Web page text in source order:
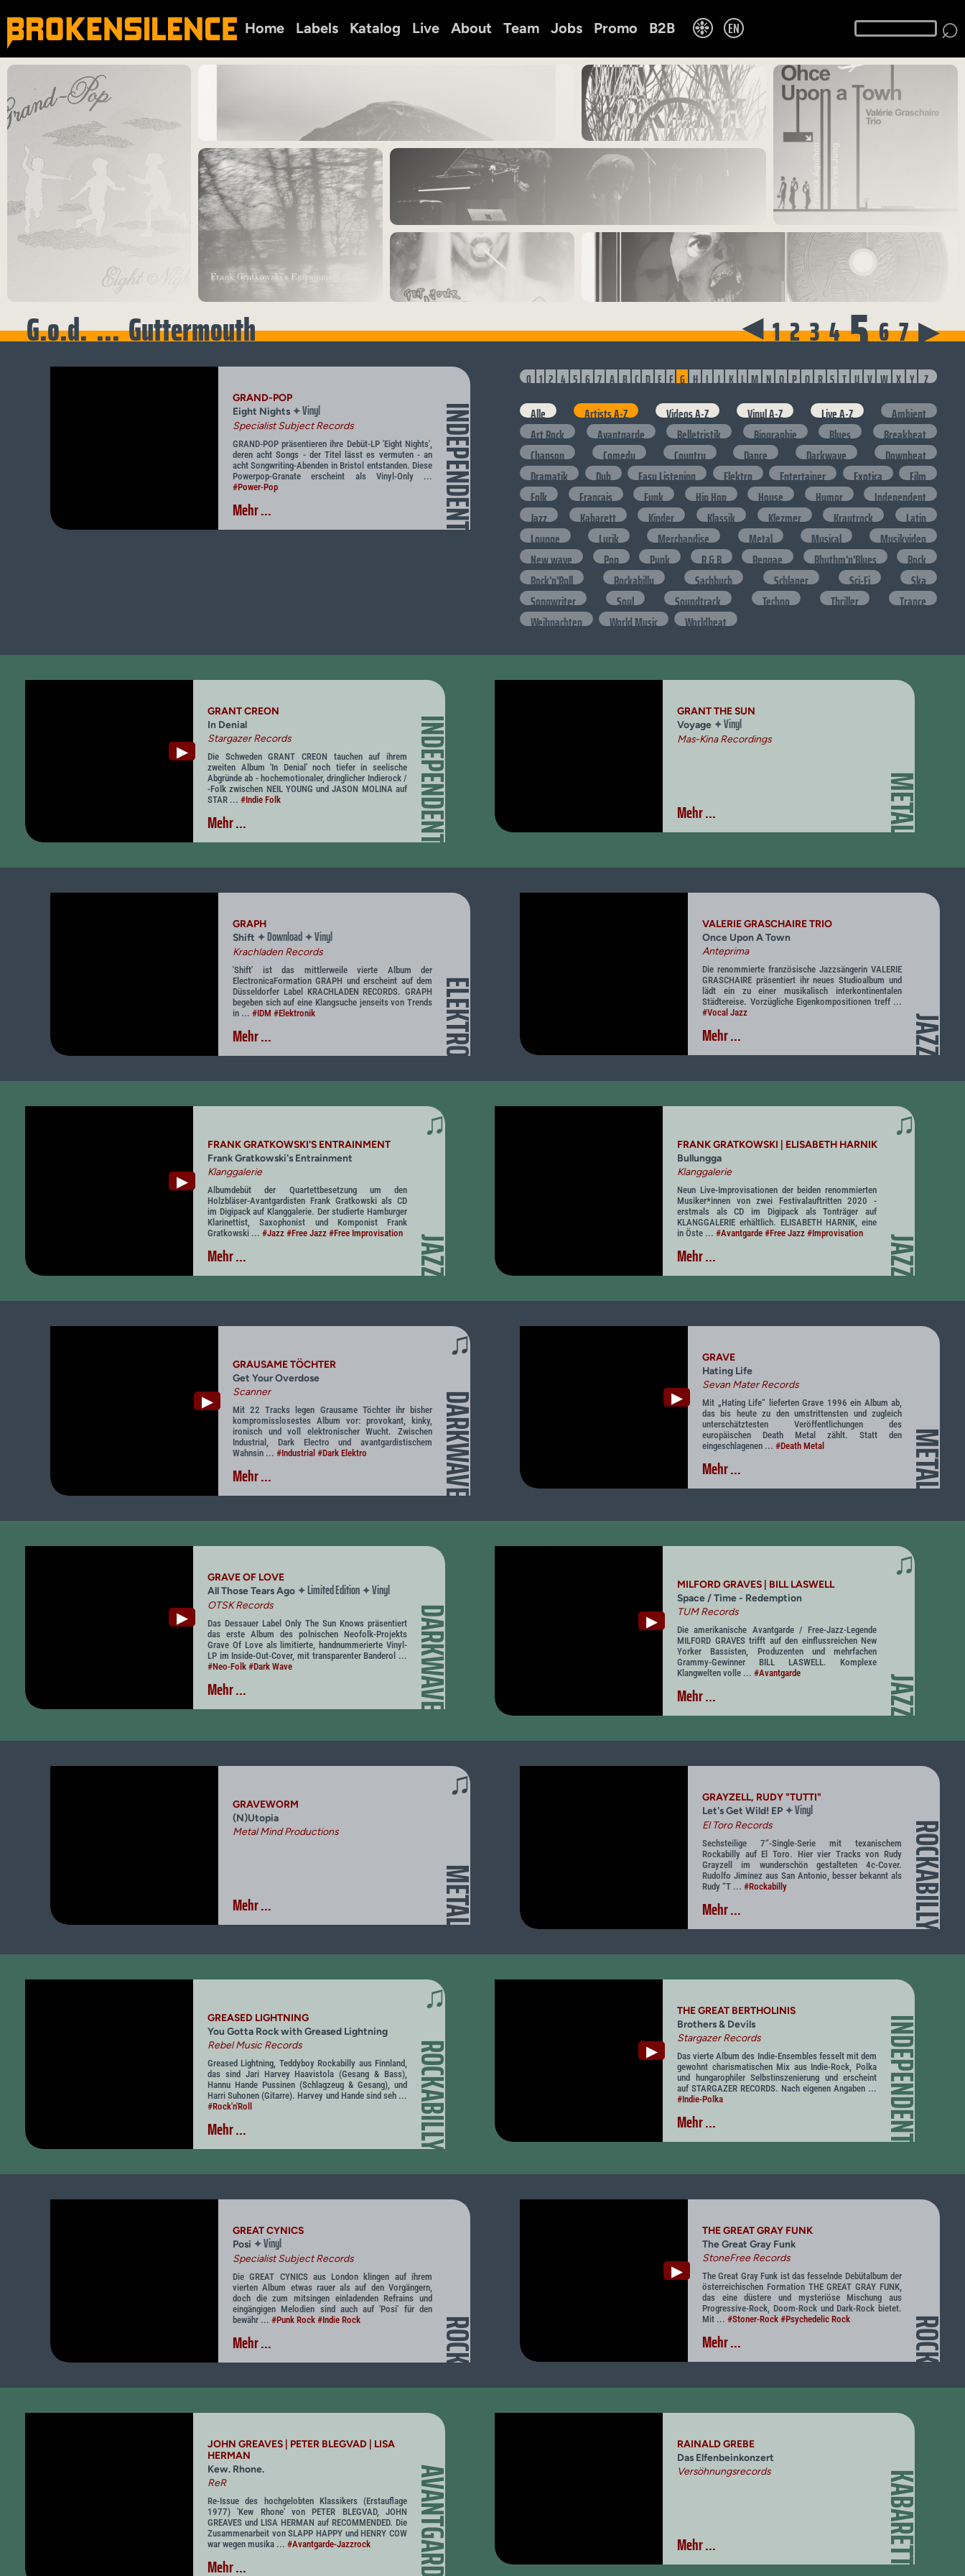
Home Labels Katalog Live About Team Jobs Promo B2B ❉ EN ⌕
G.o.d. ... Guttermouth ▶ 1 2 3 4 5 6 7 ▶
INDEPENDENT
GRAND-POP
Eight Nights ✦Vinyl
Specialist Subject Records
GRAND-POP präsentieren ihre Debüt-LP 'Eight Nights',
deren acht Songs - der Titel lässt es vermuten - an
acht Songwriting-Abenden in Bristol entstanden. Diese
Powerpop-Granate erscheint als Vinyl-Only ...
#Power-Pop
Mehr ...
0 1 2 4 5 6 7 A B C D E F G H I J K L M N O P Q R S T U V W X Y Z
Alle Artists A-Z Videos A-Z Vinyl A-Z Live A-Z
Ambient
Art Rock
Avantgarde Belletristik Biographie Blues
Breakbeat
Chanson
Comedy Country Dance Darkwave
Downbeat
Dramatik
Dub Easy Listening Elektro Entertainer Exotica
Film
Folk
Francais Funk Hip Hop House Humor
Independent
Jazz
Kabarett Kinder Klassik Klezmer Krautrock
Latin
Lounge
Lyrik Merchandise Metal Musical
Musikvideo
New wave
Pop Punk R & B Reggae Rhythm'n'Blues
Rock
Rock'n'Roll
Rockabilly Sachbuch Schlager Sci-Fi
Ska
Songwriter
Soul Soundtrack Techno Thriller
Trance
Weihnachten
World Music Worldbeat
▶ INDEPENDENT
GRANT CREON
In Denial
Stargazer Records
Die Schweden GRANT CREON tauchen auf ihrem
zweiten Album 'In Denial' noch tiefer in seelische
Abgründe ab - hochemotionaler, dringlicher Indierock /
-Folk zwischen NEIL YOUNG und JASON MOLINA auf
STAR ... #Indie Folk
Mehr ... METAL
GRANT THE SUN
Voyage ✦Vinyl
Mas-Kina Recordings
Mehr ...
ELEKTRO
GRAPH
Shift ✦Download✦Vinyl
Krachladen Records
'Shift' ist das mittlerweile vierte Album der
ElectronicaFormation GRAPH und erscheint auf dem
Düsseldorfer Label KRACHLADEN RECORDS. GRAPH
begeben sich auf eine Klangsuche jenseits von Trends
in ... #IDM #Elektronik
Mehr ... JAZZ
VALERIE GRASCHAIRE TRIO
Once Upon A Town
Anteprima
Die renommierte französische Jazzsängerin VALERIE
GRASCHAIRE präsentiert ihr neues Studioalbum und
lädt ein zu einer musikalisch interkontinentalen
Städtereise. Vorzügliche Eigenkompositionen treff ...
#Vocal Jazz
Mehr ...
▶
♫
JAZZ
FRANK GRATKOWSKI'S ENTRAINMENT
Frank Gratkowski's Entrainment
Klanggalerie
Albumdebüt der Quartettbesetzung um den
Holzbläser-Avantgardisten Frank Gratkowski als CD
im Digipack auf Klanggalerie. Der studierte Hamburger
Klarinettist, Saxophonist und Komponist Frank
Gratkowski ... #Jazz #Free Jazz #Free Improvisation
Mehr ...
♫
JAZZ
FRANK GRATKOWSKI | ELISABETH HARNIK
Bullungga
Klanggalerie
Neun Live-Improvisationen der beiden renommierten
Musiker*innen von zwei Festivalauftritten 2020 -
erstmals als CD im Digipack als Tonträger auf
KLANGGALERIE erhältlich. ELISABETH HARNIK, eine
in Öste ... #Avantgarde #Free Jazz #Improvisation
Mehr ...
▶
♫
DARKWAVE
GRAUSAME TÖCHTER
Get Your Overdose
Scanner
Mit 22 Tracks legen Grausame Töchter ihr bisher
kompromisslosestes Album vor: provokant, kinky,
ironisch und voll elektronischer Wucht. Zwischen
Industrial, Dark Electro und avantgardistischem
Wahnsin ... #Industrial #Dark Elektro
Mehr ...
▶
METAL
GRAVE
Hating Life
Sevan Mater Records
Mit „Hating Life“ lieferten Grave 1996 ein Album ab,
das bis heute zu den umstrittensten und zugleich
unterschätztesten Veröffentlichungen des
europäischen Death Metal zählt. Statt den
eingeschlagenen ... #Death Metal
Mehr ...
▶ DARKWAVE
GRAVE OF LOVE
All Those Tears Ago ✦Limited Edition✦Vinyl
OTSK Records
Das Dessauer Label Only The Sun Knows präsentiert
das erste Album des polnischen Neofolk-Projekts
Grave Of Love als limitierte, handnummerierte Vinyl-
LP im Inside-Out-Cover, mit transparenter Banderol ...
#Neo-Folk #Dark Wave
Mehr ...
▶
♫
JAZZ
MILFORD GRAVES | BILL LASWELL
Space / Time - Redemption
TUM Records
Die amerikanische Avantgarde / Free-Jazz-Legende
MILFORD GRAVES trifft auf den einflussreichen New
Yorker Bassisten, Produzenten und mehrfachen
Grammy-Gewinner BILL LASWELL. Komplexe
Klangwelten volle ... #Avantgarde
Mehr ...
♫
METAL
GRAVEWORM
(N)Utopia
Metal Mind Productions
Mehr ... ROCKABILLY
GRAYZELL, RUDY "TUTTI"
Let's Get Wild! EP ✦Vinyl
El Toro Records
Sechsteilige 7“-Single-Serie mit texanischem
Rockabilly auf El Toro. Hier vier Tracks von Rudy
Grayzell im wunderschön gestalteten 4c-Cover.
Rudolfo Jiminez aus San Antonio, besser bekannt als
Rudy “T ... #Rockabilly
Mehr ...
♫
ROCKABILLY
GREASED LIGHTNING
You Gotta Rock with Greased Lightning
Rebel Music Records
Greased Lightning, Teddyboy Rockabilly aus Finnland,
das sind Jari Harvey Haavistola (Gesang & Bass),
Hannu Hande Pussinen (Schlagzeug & Gesang), und
Harri Suhonen (Gitarre). Harvey und Hande sind seh ...
#Rock'n'Roll
Mehr ...
▶ INDEPENDENT
THE GREAT BERTHOLINIS
Brothers & Devils
Stargazer Records
Das vierte Album des Indie-Ensembles fesselt mit dem
gewohnt charismatischen Mix aus Indie-Rock, Polka
und hungarophiler Selbstinszenierung und erscheint
auf STARGAZER RECORDS. Nach eigenen Angaben ...
#Indie-Polka
Mehr ...
ROCK
GREAT CYNICS
Posi ✦Vinyl
Specialist Subject Records
Die GREAT CYNICS aus London klingen auf ihrem
vierten Album etwas rauer als auf den Vorgängern,
doch die zum mitsingen einladenden Refrains und
eingängigen Melodien sind auch auf 'Posi' für den
bewähr ... #Punk Rock #Indie Rock
Mehr ...
▶
ROCK
THE GREAT GRAY FUNK
The Great Gray Funk
StoneFree Records
The Great Gray Funk ist das fesselnde Debütalbum der
österreichischen Formation THE GREAT GRAY FUNK,
das eine düstere und mysteriöse Mischung aus
Progressive-Rock, Doom-Rock und Dark-Rock bietet.
Mit ... #Stoner-Rock #Psychedelic Rock
Mehr ...
AVANTGARDE
JOHN GREAVES | PETER BLEGVAD | LISA
HERMAN
Kew. Rhone.
ReR
Re-Issue des hochgelobten Klassikers (Erstauflage
1977) 'Kew Rhone' von PETER BLEGVAD, JOHN
GREAVES und LISA HERMAN auf RECOMMENDED. Die
Zusammenarbeit von SLAPP HAPPY und HENRY COW
war wegen musika ... #Avantgarde-Jazzrock
Mehr ...
KABARETT
RAINALD GREBE
Das Elfenbeinkonzert
Versöhnungsrecords
Mehr ...